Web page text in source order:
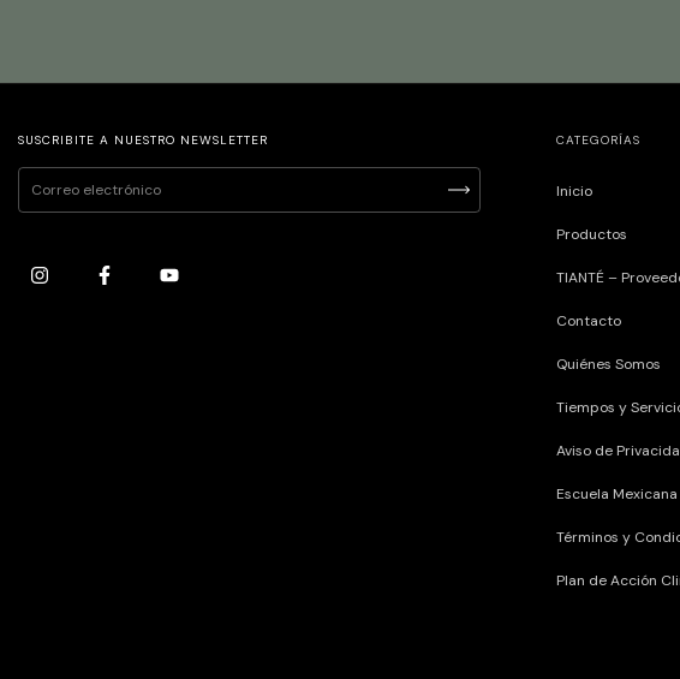
SUSCRIBITE A NUESTRO NEWSLETTER CATEGORÍAS
Inicio
Productos
TIANTÉ –
Contacto
Quiénes Somos
Tiempos y
Aviso de
Escuela
Términos y
Plan de Acción